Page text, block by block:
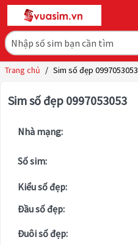
Trang chủ / Sim số đẹp 0997053053
Sim số đẹp 0997053053
Nhà mạng:
Số sim:
Kiểu số đẹp:
Đầu số đẹp:
Đuôi số đẹp: